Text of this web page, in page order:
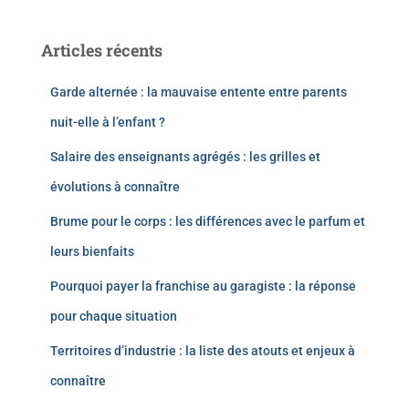
Articles récents
Garde alternée : la mauvaise entente entre parents
nuit-elle à l’enfant ?
Salaire des enseignants agrégés : les grilles et
évolutions à connaître
Brume pour le corps : les différences avec le parfum et
leurs bienfaits
Pourquoi payer la franchise au garagiste : la réponse
pour chaque situation
Territoires d’industrie : la liste des atouts et enjeux à
connaître